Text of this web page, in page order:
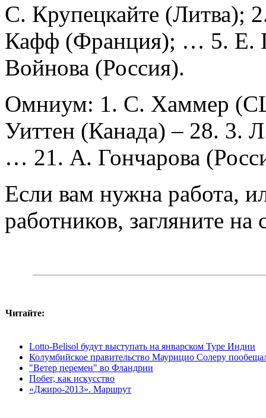
С. Крупецкайте (Литва);
Кафф (Франция); … 5. Е.
Войнова (Россия).
Омниум: 1. С. Хаммер
Уиттен (Канада) – 28. 3.
… 21. А. Гончарова
Если вам нужна работа,
работников, загляните на
Читайте:
Lotto-Belisol будут выступать на январском Туре Индии
Колумбийское правительство Маурицио Солеру
"Ветер перемен" во Фландрии
Побег, как искусство
«Джиро-2013». Маршрут